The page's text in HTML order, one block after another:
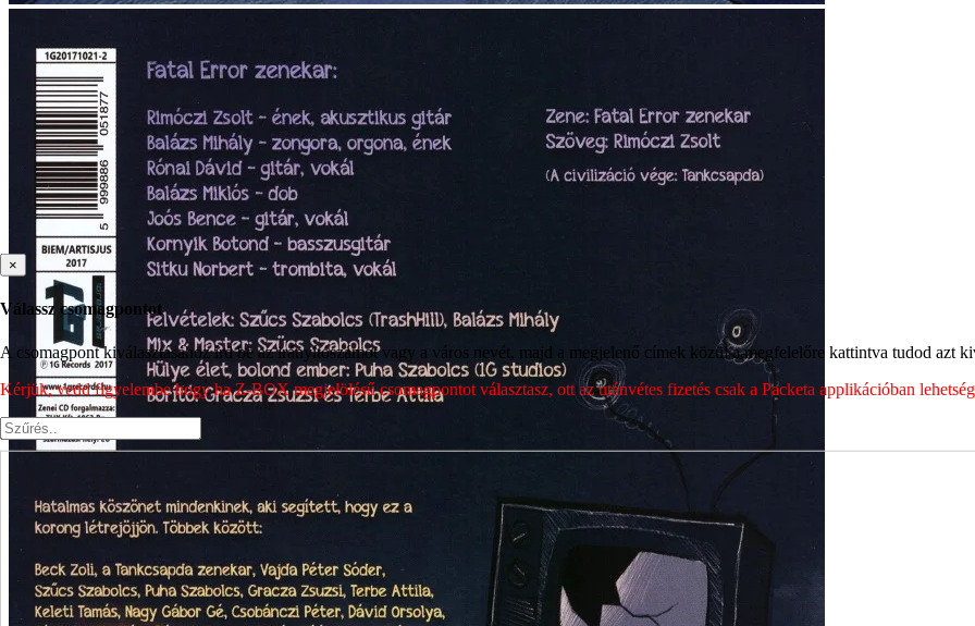
×
Válassz csomagpontot
A csomagpont kiválasztásához írd be az irányítószámot vagy a város nevét, majd a megjelenő címek közül a megfelelőre kattintva tudod azt
Kérjük, vedd figyelembe hogy ha Z-BOX megjelölésű csomagpontot választasz, ott az utánvétes fizetés csak a Packeta applikációban